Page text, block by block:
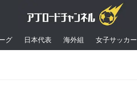
グ 日本代表 海外組 女子サッカー